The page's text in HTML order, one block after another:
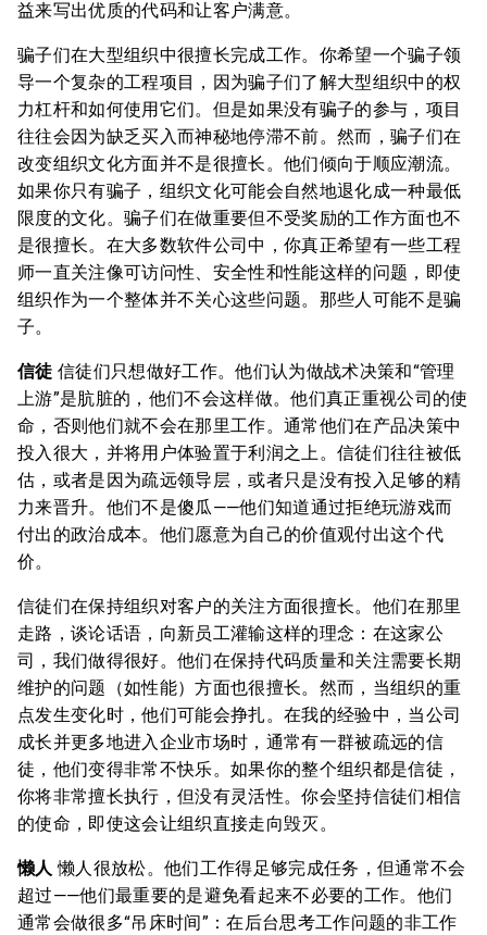
益来写出优质的代码和让客户满意。
骗子们在大型组织中很擅长完成工作。你希望一个骗子领
导一个复杂的工程项目，因为骗子们了解大型组织中的权
力杠杆和如何使用它们。但是如果没有骗子的参与，项目
往往会因为缺乏买入而神秘地停滞不前。然而，骗子们在
改变组织文化方面并不是很擅长。他们倾向于顺应潮流。
如果你只有骗子，组织文化可能会自然地退化成一种最低
限度的文化。骗子们在做重要但不受奖励的工作方面也不
是很擅长。在大多数软件公司中，你真正希望有一些工程
师一直关注像可访问性、安全性和性能这样的问题，即使
组织作为一个整体并不关心这些问题。那些人可能不是骗
子。
信徒 信徒们只想做好工作。他们认为做战术决策和“管理
上游”是肮脏的，他们不会这样做。他们真正重视公司的使
命，否则他们就不会在那里工作。通常他们在产品决策中
投入很大，并将用户体验置于利润之上。信徒们往往被低
估，或者是因为疏远领导层，或者只是没有投入足够的精
力来晋升。他们不是傻瓜——他们知道通过拒绝玩游戏而
付出的政治成本。他们愿意为自己的价值观付出这个代
价。
信徒们在保持组织对客户的关注方面很擅长。他们在那里
走路，谈论话语，向新员工灌输这样的理念：在这家公
司，我们做得很好。他们在保持代码质量和关注需要长期
维护的问题（如性能）方面也很擅长。然而，当组织的重
点发生变化时，他们可能会挣扎。在我的经验中，当公司
成长并更多地进入企业市场时，通常有一群被疏远的信
徒，他们变得非常不快乐。如果你的整个组织都是信徒，
你将非常擅长执行，但没有灵活性。你会坚持信徒们相信
的使命，即使这会让组织直接走向毁灭。
懒人 懒人很放松。他们工作得足够完成任务，但通常不会
超过——他们最重要的是避免看起来不必要的工作。他们
通常会做很多“吊床时间”：在后台思考工作问题的非工作